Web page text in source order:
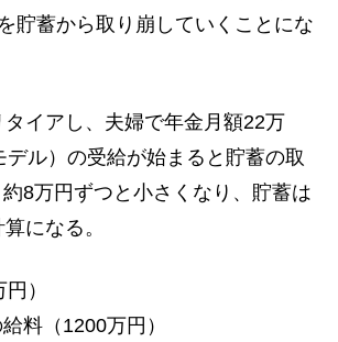
貯蓄から取り崩していくことにな
イアし、夫婦で年金月額22万
デル）の受給が始まると貯蓄の取
8万円ずつと小さくなり、貯蓄は
になる。
）
料（1200万円）